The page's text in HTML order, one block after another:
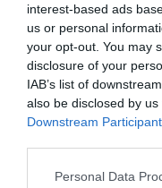
interest-based ads
us or personal
your opt-out. You may
disclosure of your
IAB’s list of
also be disclosed by
Downstream
Please note that this
Personal Data
A hajrában az volt a
az első helyet, amivel a
ez minden gond nélkül
ünnepelhetett a leintés
A Mercedesnél
már Ferrarit vezető
A negyedik világbajnoki